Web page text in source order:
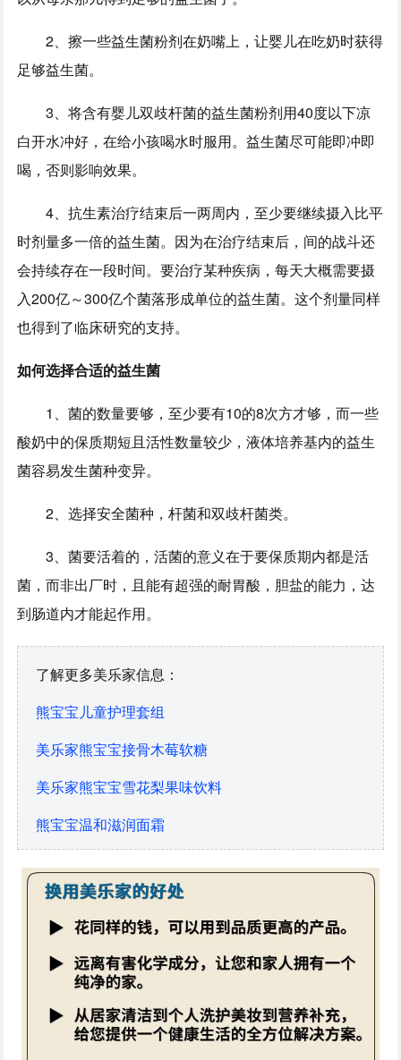
2、擦一些益生菌粉剂在奶嘴上，让婴儿在吃奶时获得
足够益生菌。
3、将含有婴儿双歧杆菌的益生菌粉剂用40度以下凉
白开水冲好，在给小孩喝水时服用。益生菌尽可能即冲即
喝，否则影响效果。
4、抗生素治疗结束后一两周内，至少要继续摄入比平
时剂量多一倍的益生菌。因为在治疗结束后，间的战斗还
会持续存在一段时间。要治疗某种疾病，每天大概需要摄
入200亿～300亿个菌落形成单位的益生菌。这个剂量同样
也得到了临床研究的支持。
如何选择合适的益生菌
1、菌的数量要够，至少要有10的8次方才够，而一些
酸奶中的保质期短且活性数量较少，液体培养基内的益生
菌容易发生菌种变异。
2、选择安全菌种，杆菌和双歧杆菌类。
3、菌要活着的，活菌的意义在于要保质期内都是活
菌，而非出厂时，且能有超强的耐胃酸，胆盐的能力，达
到肠道内才能起作用。
了解更多美乐家信息：
熊宝宝儿童护理套组
美乐家熊宝宝接骨木莓软糖
美乐家熊宝宝雪花梨果味饮料
熊宝宝温和滋润面霜